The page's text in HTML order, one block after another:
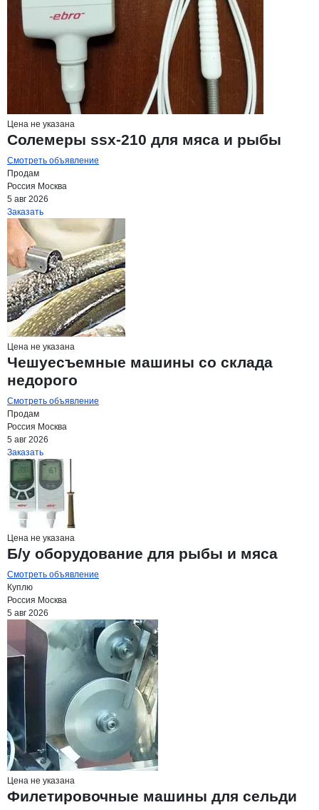
Цена не указана
Солемеры ssx-210 для мяса и рыбы
Смотреть объявление
Продам
Россия Москва
5 авг 2026
Заказать
Цена не указана
Чешуесъемные машины со склада
недорого
Смотреть объявление
Продам
Россия Москва
5 авг 2026
Заказать
Цена не указана
Б/у оборудование для рыбы и мяса
Смотреть объявление
Куплю
Россия Москва
5 авг 2026
Цена не указана
Филетировочные машины для сельди